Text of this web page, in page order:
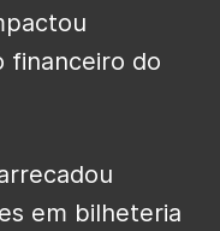
financeiro do
em bilheteria